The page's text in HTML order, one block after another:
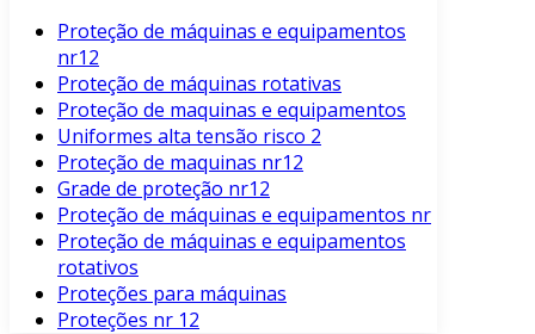
Proteção de máquinas e equipamentos
nr12
Proteção de máquinas rotativas
Proteção de maquinas e equipamentos
Uniformes alta tensão risco 2
Proteção de maquinas nr12
Grade de proteção nr12
Proteção de máquinas e equipamentos nr
Proteção de máquinas e equipamentos
rotativos
Proteções para máquinas
Proteções nr 12